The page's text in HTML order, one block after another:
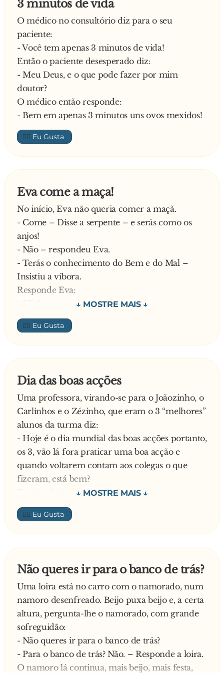
- Infelizmente isso não tem cura. Vamos ter que
cortar!
O homem fica em choque, não consegue
acreditar no que ouve e, sem desistir vai
consultar outro médico, mas o diagnóstico é o
mesmo. Em desespero, procura urologistas,
especialistas, catedráticos, e todos, sem exceção,
confirmam o diagnóstico.
Arrasado e sem saída, decide confessar suas
escapadas à mulher que, depois de um
tremendo raspanete, compadece-se do marido
e aconselha-o a procurar um médico chinês.
Um especialista em urologia na própria China.
doença. O sujeito volta à China, paga uma nota
alta de passagem e marca uma consulta com o
médico mais renomado do país.
Ao examiná-lo, o médico chinês dá uma
risadinha:
- Hehehehe! O senhor esteve na China
lecentemente Non?
- É verdade. – respondeu o homem.
Continua o médico:
- E o senhor deu umas voltinhas com as galotas
Non?
- É verdade. – respondeu o homem.
Continua o homem:
- E o senhor foi ver médico potuguês Non?
- É verdade. – respondeu o homem.
E pergunta o médico:
- E médico potuguês lhe disse que telia que
cotar Non?
- É verdade. – respondeu o homem.
Diz o médico:
- Médico potuguês não sabe nada! Non plecisa
cortar.
O sujeito nem acredita! Quase desmaia de tanta
emoção. Vai pulando pelo consultório. Abraça e
beija o médico. Julga que seu pesadelo acabou e
pergunta:
- Então, existe tratamento para isso?
Responde o médico:
- Non.. Non. Non plecisa cortar Cai sozinho!
3 minutos de vida
O médico no consultório diz para o seu
paciente:
- Você tem apenas 3 minutos de vida!
Então o paciente desesperado diz:
- Meu Deus, e o que pode fazer por mim
doutor?
O médico então responde:
- Bem em apenas 3 minutos uns ovos mexidos!
👍🏼
Eva come a maça!
No início, Eva não queria comer a maçã.
- Come – Disse a serpente – e serás como os
anjos!
- Não – respondeu Eva.
- Terás o conhecimento do Bem e do Mal –
Insistiu a víbora.
Responde Eva:
Continua a serpente:
- Serás imortal.
- Não! – Diz Eva.
Mais uma tentativa:
Atira Eva:
-Não e não!
A serpente já estava desesperada e não sabia o
que fazer para que Eva comesse a maçã. Até
que teve uma grande ideia. Ofereceu-lhe
novamente a fruta e disse:
- Emagrece!
👍🏼
Dia das boas acções
Uma professora, virando-se para o Joãozinho, o
Carlinhos e o Zézinho, que eram o 3 “melhores”
alunos da turma diz:
- Hoje é o dia mundial das boas acções portanto,
os 3, vão lá fora praticar uma boa acção e
quando voltarem contam aos colegas o que
fizeram, está bem?
E assim foi, os miúdos lá foram e começaram a
chegar às prestações. O primeiro foi o
Carlinhos, passados 10 minutos ali estava ele na
sala de aula. E a professora logo lhe perguntou
qual tinha sido a boa acção, ao que o menino
- Ajudei uma velhinha a atravessar a rua.
- Muito bem! – Respondeu feliz a professora.
Passados mais 5 minutos, chega o Zézinho. A
professora lá pergunta qual tinha sido a boa
acção.
- Ajudei uma velhinha a atravessar a Estrada. –
respondeu o menino.
E a professora felicitou o menino pela boa
👍🏼
Não queres ir para o banco de trás?
Uma loira está no carro com o namorado, num
namoro desenfreado. Beijo puxa beijo e, a certa
altura, pergunta-lhe o namorado, com grande
sofreguidão:
- Não queres ir para o banco de trás?
- Para o banco de trás? Não. – Responde a loira.
O namoro lá continua, mais beijo, mais festa,